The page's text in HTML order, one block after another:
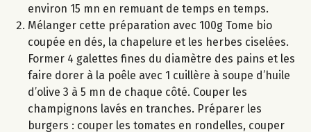
environ 15 mn en remuant de temps en temps.
Mélanger cette préparation avec 100g Tome bio
coupée en dés, la chapelure et les herbes ciselées.
Former 4 galettes fines du diamètre des pains et les
faire dorer à la poêle avec 1 cuillère à soupe d’huile
d’olive 3 à 5 mn de chaque côté. Couper les
champignons lavés en tranches. Préparer les
burgers : couper les tomates en rondelles, couper